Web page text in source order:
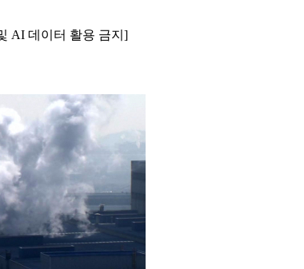
AI 데이터 활용 금지]